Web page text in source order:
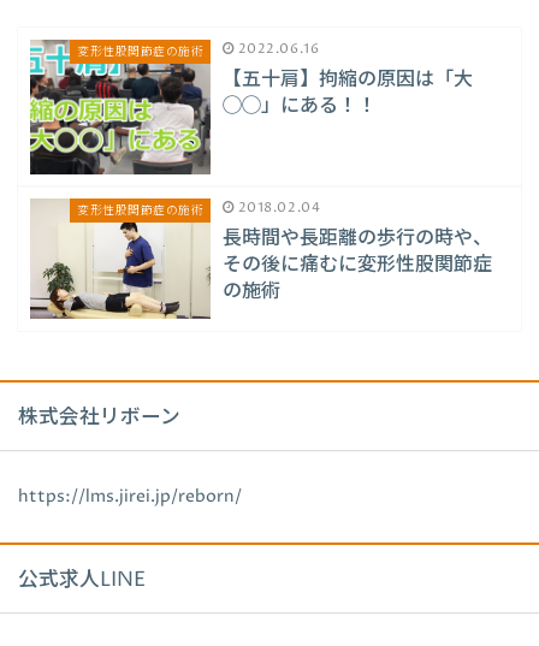
変形性股関節症の施術 2022.06.16
【五十肩】拘縮の原因は「大
◯◯」にある！！
変形性股関節症の施術 2018.02.04
長時間や長距離の歩行の時や、
その後に痛むに変形性股関節症
の施術
株式会社リボーン
https://lms.jirei.jp/reborn/
公式求人LINE